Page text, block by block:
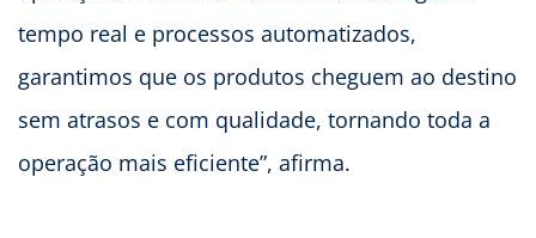
tempo real e processos automatizados,
garantimos que os produtos cheguem ao destino
sem atrasos e com qualidade, tornando toda a
operação mais eficiente”, afirma.